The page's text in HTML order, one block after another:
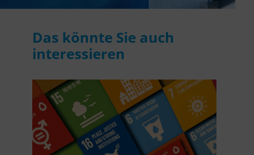
Das könnte Sie auch
interessieren